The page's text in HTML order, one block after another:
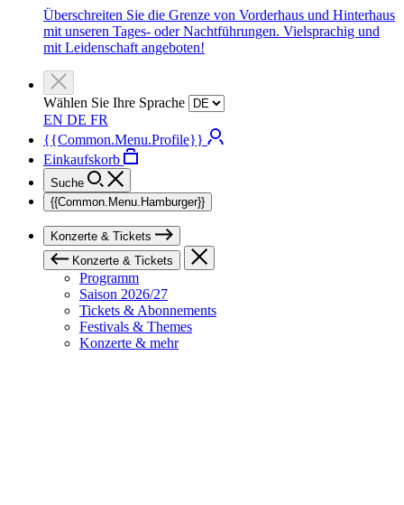
Überschreiten Sie die Grenze von Vorderhaus und Hinterhaus
mit unseren Tages- oder Nachtführungen. Vielsprachig und
mit Leidenschaft angeboten!
Wählen Sie Ihre Sprache
EN DE FR
{{Common.Menu.Profile}}
Einkaufskorb
Suche
{{Common.Menu.Hamburger}}
Konzerte & Tickets
Konzerte & Tickets
Programm
Saison 2026/27
Tickets & Abonnements
Festivals & Themes
Konzerte & mehr